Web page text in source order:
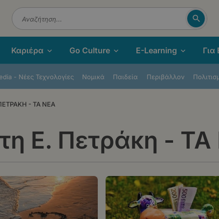
Αναζήτηση
- Νέες Τεχνολογίες Νομικά Παιδεία Περιβάλλον
Καριέρα Go Culture E-Learning Για
- ΤΑ ΝΕΑ
Ε. Πετράκη -